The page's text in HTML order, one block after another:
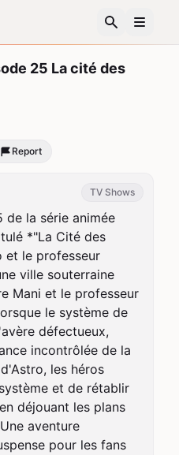
25 La cité des
Report
TV Shows
de la série animée
*"La Cité des
et le professeur
ville souterraine
Mani et le professeur
le système de
défectueux,
incontrôlée de la
les héros
et de rétablir
déjouant les plans
aventure
pour les fans